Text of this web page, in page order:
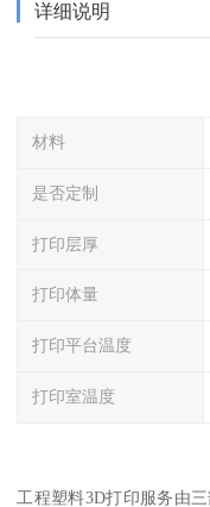
详细说明
材料
是否定制
打印层厚
打印体量
打印平台温度
打印室温度
工程塑料3D打印服务由